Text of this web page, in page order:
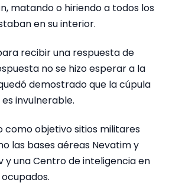
matando o hiriendo a todos los
en su interior.
recibir una respuesta de
no se hizo esperar a la
demostrado que la cúpula
invulnerable.
como objetivo sitios militares
las bases aéreas Nevatim y
y una Centro de inteligencia en